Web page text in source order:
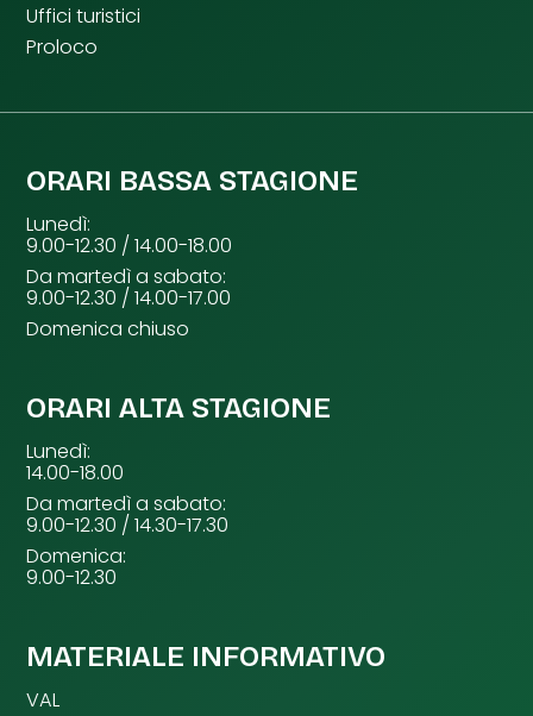
Uffici turistici
Proloco
ORARI BASSA STAGIONE
Lunedì:
9.00-12.30 / 14.00-18.00
Da martedì a sabato:
9.00-12.30 / 14.00-17.00
Domenica chiuso
ORARI ALTA STAGIONE
Lunedì:
14.00-18.00
Da martedì a sabato:
9.00-12.30 / 14.30-17.30
Domenica:
9.00-12.30
MATERIALE INFORMATIVO
VAL